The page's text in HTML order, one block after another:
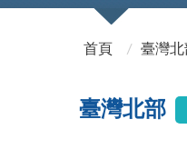
首頁
臺灣北
臺灣北部